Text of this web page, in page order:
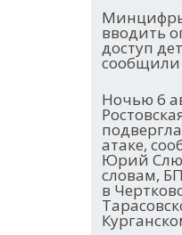
вводить
доступ
сообщили
Ночью 6
атаке,
Юрий
словам,
в